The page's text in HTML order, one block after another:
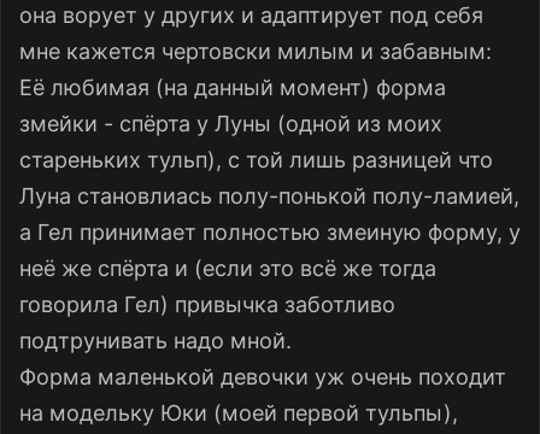
она ворует у других и адаптирует под себя
мне кажется чертовски милым и забавным:
Её любимая (на данный момент) форма
змейки - спёрта у Луны (одной из моих
стареньких тульп), с той лишь разницей что
Луна становлиась полу-понькой полу-ламией,
а Гел принимает полностью змеиную форму, у
неё же спёрта и (если это всё же тогда
говорила Гел) привычка заботливо
подтрунивать надо мной.
Форма маленькой девочки уж очень походит
на модельку Юки (моей первой тульпы),